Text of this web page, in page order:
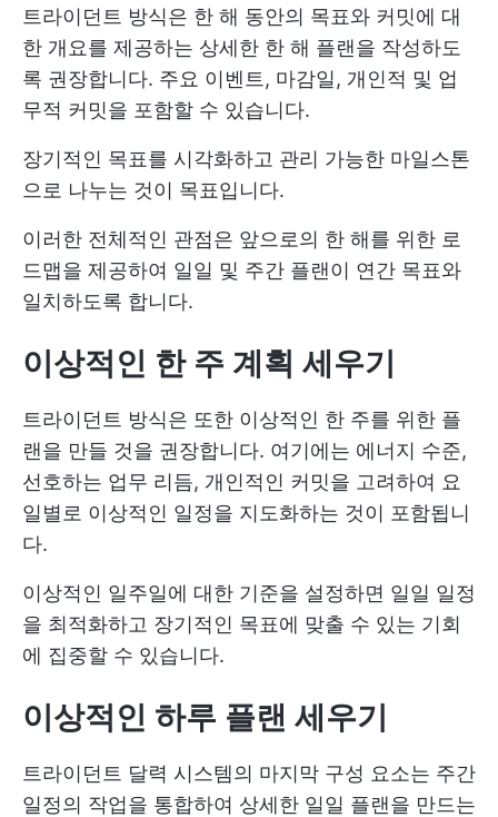
트라이던트 방식은 한 해 동안의 목표와 커밋에 대
한 개요를 제공하는 상세한 한 해 플랜을 작성하도
록 권장합니다. 주요 이벤트, 마감일, 개인적 및 업
무적 커밋을 포함할 수 있습니다.
장기적인 목표를 시각화하고 관리 가능한 마일스톤
으로 나누는 것이 목표입니다.
이러한 전체적인 관점은 앞으로의 한 해를 위한 로
드맵을 제공하여 일일 및 주간 플랜이 연간 목표와
일치하도록 합니다.
이상적인 한 주 계획 세우기
트라이던트 방식은 또한 이상적인 한 주를 위한 플
랜을 만들 것을 권장합니다. 여기에는 에너지 수준,
선호하는 업무 리듬, 개인적인 커밋을 고려하여 요
일별로 이상적인 일정을 지도화하는 것이 포함됩니
다.
이상적인 일주일에 대한 기준을 설정하면 일일 일정
을 최적화하고 장기적인 목표에 맞출 수 있는 기회
에 집중할 수 있습니다.
이상적인 하루 플랜 세우기
트라이던트 달력 시스템의 마지막 구성 요소는 주간
일정의 작업을 통합하여 상세한 일일 플랜을 만드는